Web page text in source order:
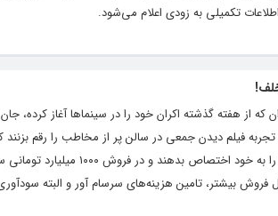
تکمیلی به زودی اعلام می‌شود.
که از هفته گذشته اکران خود را در سینماها آغاز کرده،
تجربه فیلم دیدن جمعی در سالن پر از مخاطب را رقم
نهایت توانسته‌اند ۸۰ درصد از گیشه
فروش بیشتر، تامین هزینه‌های سرسام آور و البته